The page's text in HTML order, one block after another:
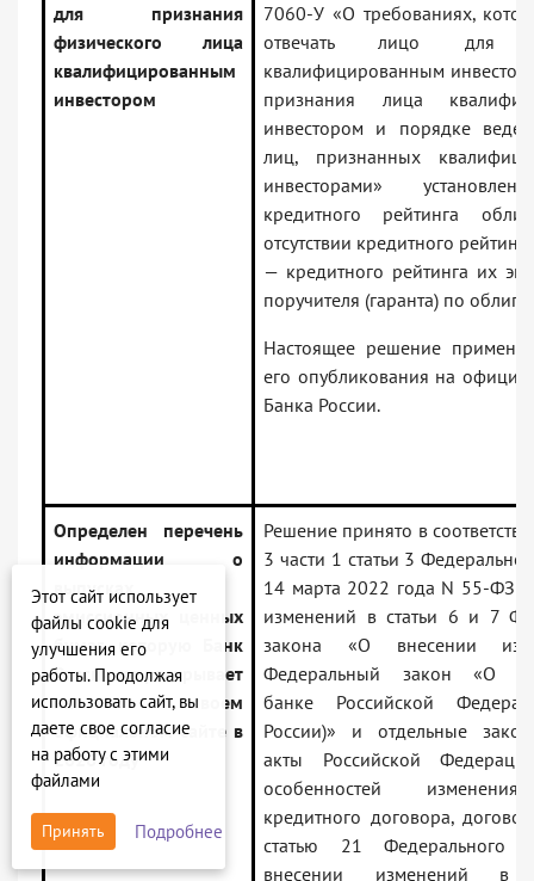
для признания
физического лица
квалифицированным
инвестором
7060-У «О требованиях,
отвечать лицо для
квалифицированным
признания лица
инвестором и порядке
лиц, признанных
инвесторами»
кредитного рейтинга
отсутствии кредитного
— кредитного рейтинга их
поручителя (гаранта) по
Настоящее решение
его опубликования на
Банка России.
Определен перечень
информации о
выпусках
эмиссионных ценных
бумаг, которую Банк
России не раскрывает
на своем
официальном сайте в
2026 году
Решение принято в
3 части 1 статьи 3
14 марта 2022 года N 55-ФЗ
изменений в статьи 6 и 7
закона «О внесении
Федеральный закон «О
банке Российской
России)» и отдельные
акты Российской
особенностей
кредитного договора,
статью 21 Федерального
внесении изменений в
Этот сайт использует
файлы cookie для
улучшения его
работы. Продолжая
использовать сайт, вы
даете свое согласие
на работу с этими
файлами
Принять Подробнее